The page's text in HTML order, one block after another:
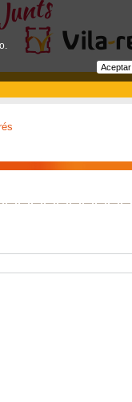
Aceptar